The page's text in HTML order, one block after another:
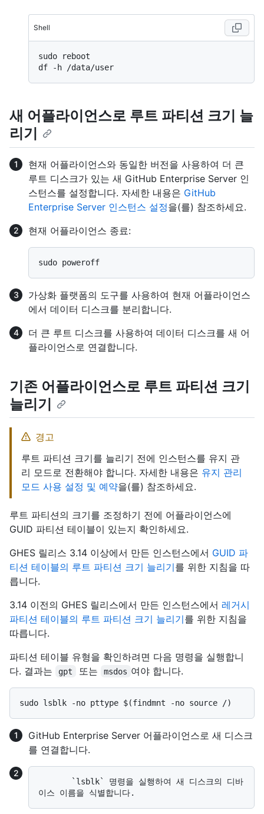
Shell
sudo reboot
새 어플라이언스로 루트 파티션 크기 늘
리기
현재 어플라이언스와 동일한 버전을 사용하여 더 큰
루트 디스크가 있는 새 GitHub Enterprise Server 인
스턴스를 설정합니다. 자세한 내용은 GitHub
Enterprise Server 인스턴스 설정을(를) 참조하세요.
현재 어플라이언스 종료:
가상화 플랫폼의 도구를 사용하여 현재 어플라이언스
에서 데이터 디스크를 분리합니다.
더 큰 루트 디스크를 사용하여 데이터 디스크를 새 어
플라이언스로 연결합니다.
기존 어플라이언스로 루트 파티션 크기
늘리기
경고
루트 파티션 크기를 늘리기 전에 인스턴스를 유지 관
리 모드로 전환해야 합니다. 자세한 내용은 유지 관리
모드 사용 설정 및 예약을(를) 참조하세요.
루트 파티션의 크기를 조정하기 전에 어플라이언스에
GUID 파티션 테이블이 있는지 확인하세요.
GHES 릴리스 3.14 이상에서 만든 인스턴스에서 GUID 파
티션 테이블의 루트 파티션 크기 늘리기를 위한 지침을 따
릅니다.
3.14 이전의 GHES 릴리스에서 만든 인스턴스에서 레거시
파티션 테이블의 루트 파티션 크기 늘리기를 위한 지침을
따릅니다.
파티션 테이블 유형을 확인하려면 다음 명령을 실행합니
다. 결과는
gpt 또는 msdos 여야 합니다.
GitHub Enterprise Server 어플라이언스로 새 디스크
를 연결합니다.